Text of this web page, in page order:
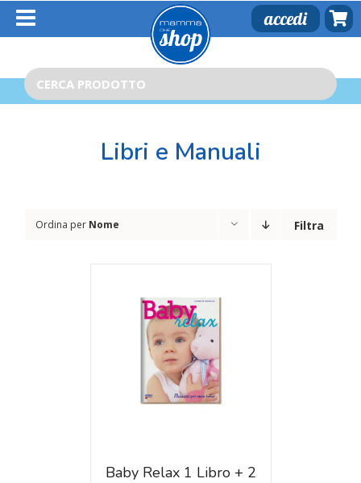
Salta
contenuto
accedi
Cerca
per:
Libri e Manuali
Ordina per Nome Filtra
Baby Relax 1 Libro + 2